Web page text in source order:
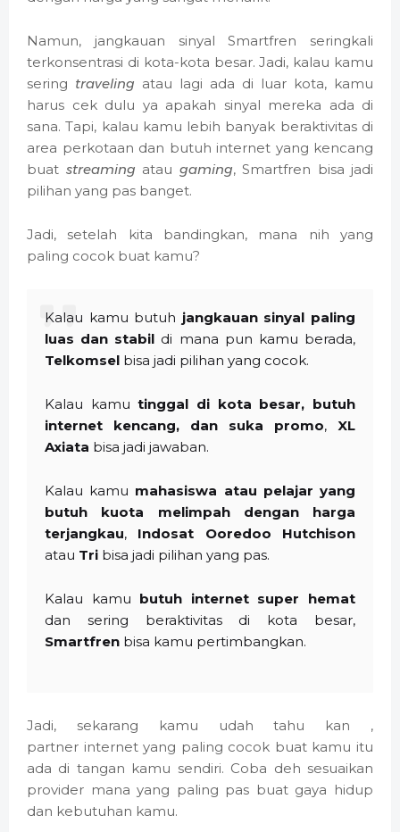
Namun, jangkauan sinyal Smartfren seringkali
terkonsentrasi di kota-kota besar. Jadi, kalau kamu
sering traveling atau lagi ada di luar kota, kamu
harus cek dulu ya apakah sinyal mereka ada di
sana. Tapi, kalau kamu lebih banyak beraktivitas di
area perkotaan dan butuh internet yang kencang
buat streaming atau gaming, Smartfren bisa jadi
pilihan yang pas banget.
Jadi, setelah kita bandingkan, mana nih yang
paling cocok buat kamu?
Kalau kamu butuh jangkauan sinyal paling
luas dan stabil di mana pun kamu berada,
Telkomsel bisa jadi pilihan yang cocok.
Kalau kamutinggal di kota besar, butuh
internet kencang, dan suka promo, XL
Axiata bisa jadi jawaban.
Kalau kamu mahasiswa atau pelajar yang
butuh kuota melimpah dengan harga
terjangkau, Indosat Ooredoo Hutchison
atau Tri bisa jadi pilihan yang pas.
Kalau kamu butuh internet super hemat
dan sering beraktivitas di kota besar,
Smartfren bisa kamu pertimbangkan.
Jadi, sekarang kamu udah tahu kan ,
partner internet yang paling cocok buat kamu itu
ada di tangan kamu sendiri. Coba deh sesuaikan
provider mana yang paling pas buat gaya hidup
dan kebutuhan kamu.